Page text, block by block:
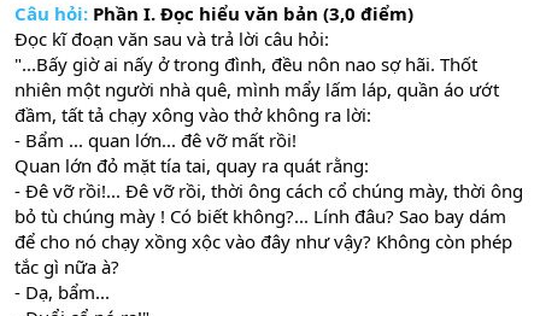
Câu hỏi: Phần I. Đọc hiểu văn bản (3,0 điểm)
Đọc kĩ đoạn văn sau và trả lời câu hỏi:
"...Bấy giờ ai nấy ở trong đình, đều nôn nao sợ hãi. Thốt
nhiên một người nhà quê, mình mẩy lấm láp, quần áo ướt
đầm, tất tả chạy xông vào thở không ra lời:
- Bẩm ... quan lớn... đê vỡ mất rồi!
Quan lớn đỏ mặt tía tai, quay ra quát rằng:
- Đê vỡ rồi!... Đê vỡ rồi, thời ông cách cổ chúng mày, thời ông
bỏ tù chúng mày ! Có biết không?... Lính đâu? Sao bay dám
để cho nó chạy xồng xộc vào đây như vậy? Không còn phép
tắc gì nữa à?
- Dạ, bẩm...